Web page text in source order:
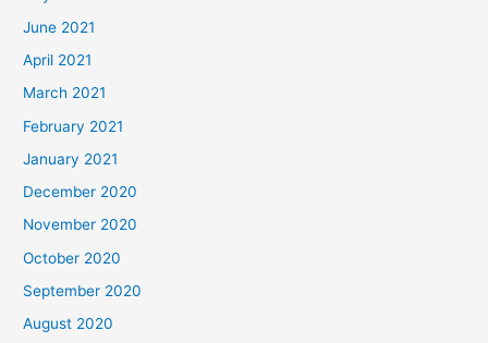
June 2021
April 2021
March 2021
February 2021
January 2021
December 2020
November 2020
October 2020
September 2020
August 2020